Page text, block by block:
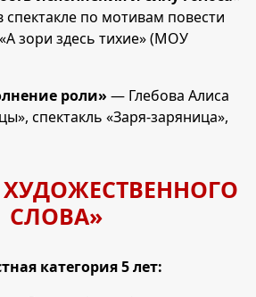
по мотивам повести
зори здесь тихие» (МОУ
роли»— Глебова Алиса
спектакль «Заря-заряница»,
СЛОВА»
категория 5 лет: